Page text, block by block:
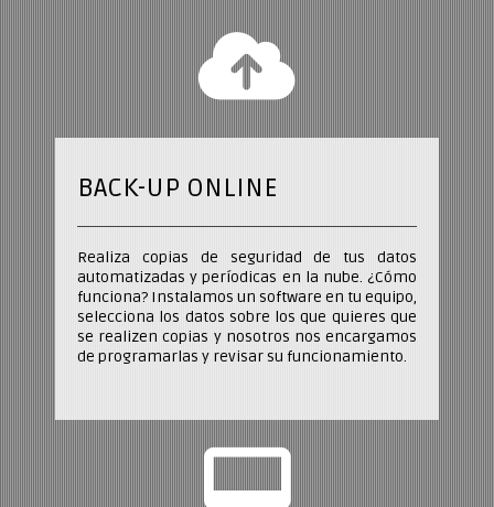
BACK-UP ONLINE
Realiza copias de seguridad de tus datos
automatizadas y períodicas en la nube. ¿Cómo
funciona? Instalamos un software en tu equipo,
selecciona los datos sobre los que quieres que
se realizen copias y nosotros nos encargamos
de programarlas y revisar su funcionamiento.